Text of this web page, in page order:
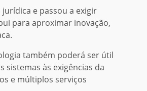
e passou a exigir
para aproximar inovação,
também poderá ser útil
às exigências da
e múltiplos serviços